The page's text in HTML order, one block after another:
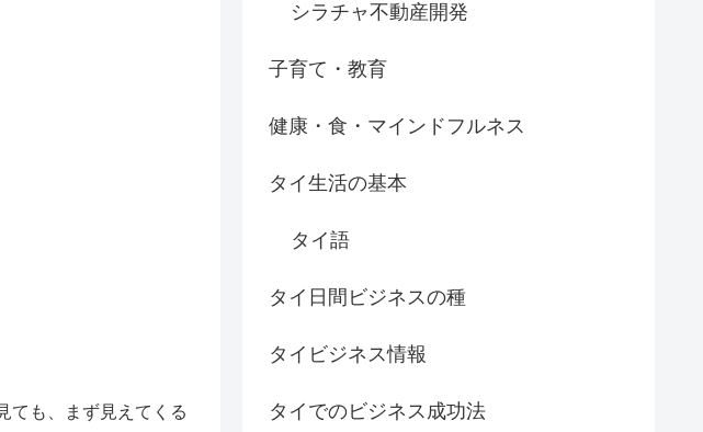
ても、まず見えてくる
シラチャ不動産開発
子育て・教育
健康・食・マインドフルネス
タイ生活の基本
タイ語
タイ日間ビジネスの種
タイビジネス情報
タイでのビジネス成功法